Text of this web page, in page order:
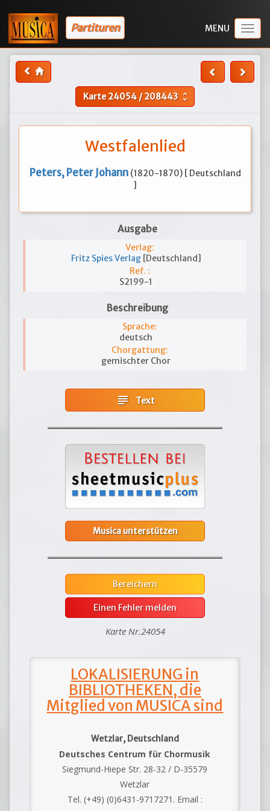
Partituren
Karte24054/208443 unfold_more
Westfalenlied
Peters, Peter Johann (1820-1870) [ Deutschland
]
Ausgabe
Verlag:
Fritz Spies Verlag [Deutschland]
Ref. :
S2199-1
Beschreibung
Sprache:
deutsch
Chorgattung:
gemischter Chor
subject Text
Musica unterstützen
Bereichern
Einen Fehler melden
Karte Nr.24054
LOKALISIERUNG in
BIBLIOTHEKEN, die
Mitglied von MUSICA sind
Wetzlar, Deutschland
Deutsches Centrum für Chormusik
Siegmund-Hiepe Str. 28-32 / D-35579
Wetzlar
Tel. (+49) (0)6431-9717271. Email :